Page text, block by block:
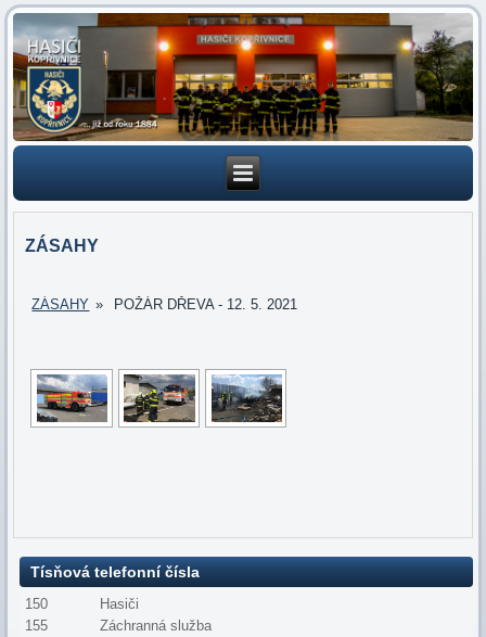
ZÁSAHY
ZÁSAHY » POŽÁR DŘEVA - 12. 5. 2021
Tísňová telefonní čísla
150
Hasiči
155
Záchranná služba